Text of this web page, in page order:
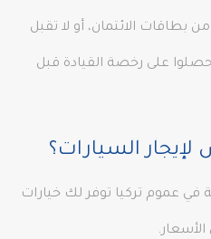
بطاقات الائتمان، أو لا تقبل
حصلوا على رخصة القيادة قبل
السيارات؟
في عموم تركيا توفر لك خيارات